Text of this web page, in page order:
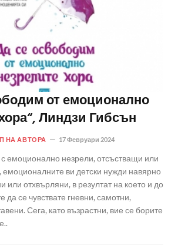
от емоционално
Линдзи Гибсън
НА АВТОРА 17 Февруари 2024
с емоционално незрели, отсъстващи или
емоционалните ви детски нужди навярно
или отхвърляни, в резултат на което и до
да се чувствате гневни, самотни,
Сега, като възрастни, вие се борите